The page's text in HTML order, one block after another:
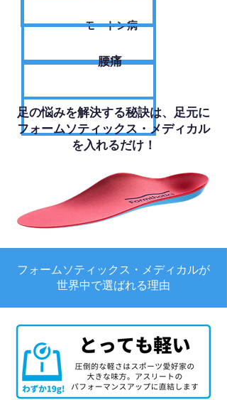
モートン病
腰痛
足の悩みを解決する秘訣は、足元に
フォームソティックス・メディカル
を入れるだけ！
フォームソティックス・メディカルが
世界中で選ばれる理由